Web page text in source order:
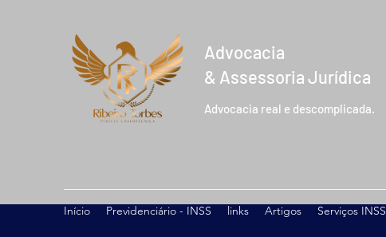
Advocacia
& Assessoria Jurídica
Advocacia real e descomplicada.
Início Previdenciário - INSS links Artigos Serviços INSS